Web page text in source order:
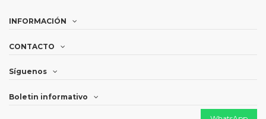
INFORMACIÓN
CONTACTO
Síguenos
Boletin informativo